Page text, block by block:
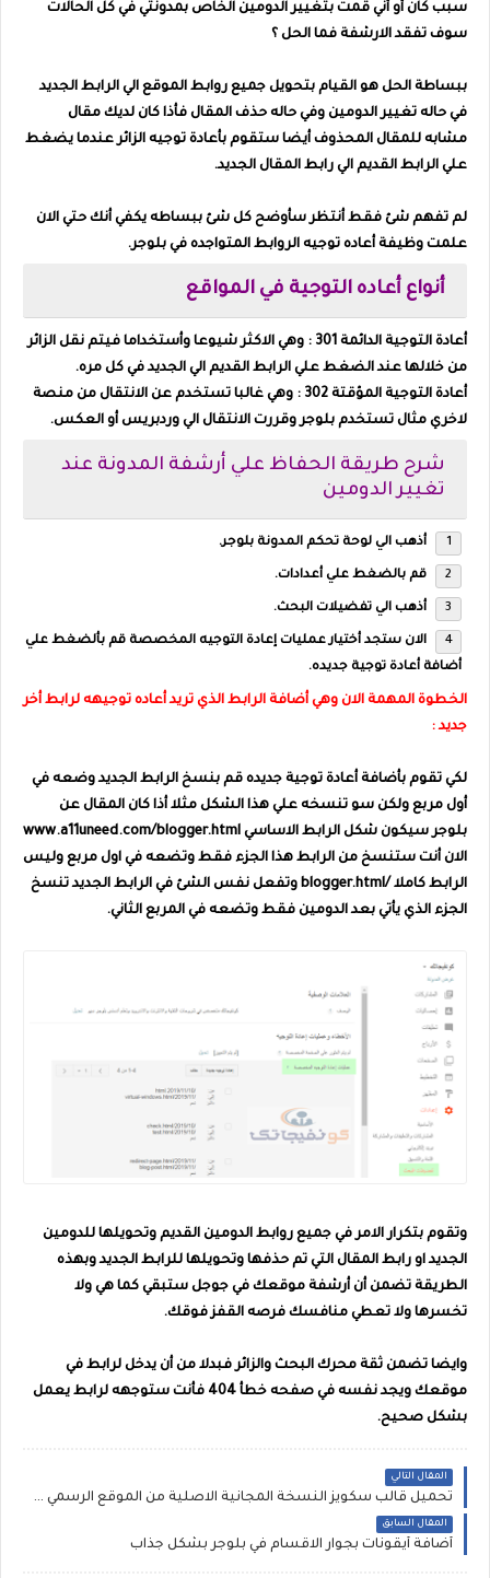
سبب كان أو أني قمت بتغيير الدومين الخاص بمدونتي في كل الحالات
سوف تفقد الارشفة فما الحل ؟
ببساطة الحل هو القيام بتحويل جميع روابط الموقع الي الرابط الجديد
في حاله تغيير الدومين وفي حاله حذف المقال فأذا كان لديك مقال
مشابه للمقال المحذوف أيضا ستقوم بأعادة توجيه الزائر عندما يضغط
علي الرابط القديم الي رابط المقال الجديد.
لم تفهم شئ فقط أنتظر سأوضح كل شئ ببساطه يكفي أنك حتي الان
علمت وظيفة أعاده توجيه الروابط المتواجده في بلوجر.
أنواع أعاده التوجية في المواقع
أعادة التوجية الدائمة 301 : وهي الاكثر شيوعا وأستخداما فيتم نقل الزائر
من خلالها عند الضغط علي الرابط القديم الي الجديد في كل مره.
أعادة التوجية المؤقتة 302 : وهي غالبا تستخدم عن الانتقال من منصة
لاخري مثال تستخدم بلوجر وقررت الانتقال الي وردبريس أو العكس.
شرح طريقة الحفاظ علي أرشفة المدونة عند
تغيير الدومين
أذهب الي لوحة تحكم المدونة بلوجر.
قم بالضغط علي أعدادات.
أذهب الي تفضيلات البحث.
الان ستجد أختيار عمليات إعادة التوجيه المخصصة قم بألضغط علي
أضافة أعادة توجية جديده.
الخطوة المهمة الان وهي أضافة الرابط الذي تريد أعاده توجيهه لرابط أخر
جديد :
لكي تقوم بأضافة أعادة توجية جديده قم بنسخ الرابط الجديد وضعه في
أول مربع ولكن سو تنسخه علي هذا الشكل مثلا أذا كان المقال عن
بلوجر سيكون شكل الرابط الاساسي www.a11uneed.com/blogger.html
الان أنت ستنسخ من الرابط هذا الجزء فقط وتضعه في اول مربع وليس
الرابط كاملا /blogger.html وتفعل نفس الشئ في الرابط الجديد تنسخ
الجزء الذي يأتي بعد الدومين فقط وتضعه في المربع الثاني.
وتقوم بتكرار الامر في جميع روابط الدومين القديم وتحويلها للدومين
الجديد او رابط المقال التي تم حذفها وتحويلها للرابط الجديد وبهذه
الطريقة تضمن أن أرشفة موقعك في جوجل ستبقي كما هي ولا
تخسرها ولا تعطي منافسك فرصه القفز فوقك.
وايضا تضمن ثقة محرك البحث والزائر فبدلا من أن يدخل لرابط في
موقعك ويجد نفسه في صفحه خطأ 404 فأنت ستوجهه لرابط يعمل
بشكل صحيح.
المقال التالي
تحميل قالب سكويز النسخة المجانية الاصلية من الموقع الرسمي مع التفعيل
المقال السابق
أضافة أيقونات بجوار الاقسام في بلوجر بشكل جذاب